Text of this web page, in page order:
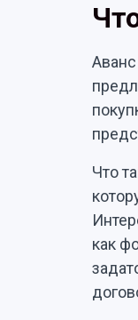
Что
как